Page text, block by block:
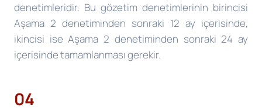
denetimleridir. Bu gözetim denetimlerinin birincisi
Aşama 2 denetiminden sonraki 12 ay içerisinde,
ikincisi ise Aşama 2 denetiminden sonraki 24 ay
içerisinde tamamlanması gerekir.
04